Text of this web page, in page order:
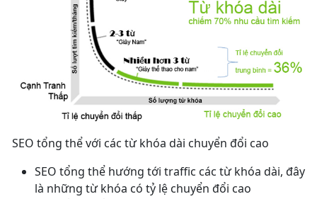
SEO tổng thể với các từ khóa dài chuyển đổi cao
SEO tổng thể hướng tới traffic các từ khóa dài, đây
là những từ khóa có tỷ lệ chuyển đổi cao